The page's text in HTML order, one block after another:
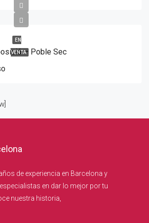
EN
VENTA– Poble Sec
de experiencia en Barcelona y
en dar lo mejor por tu
nuestra historia,